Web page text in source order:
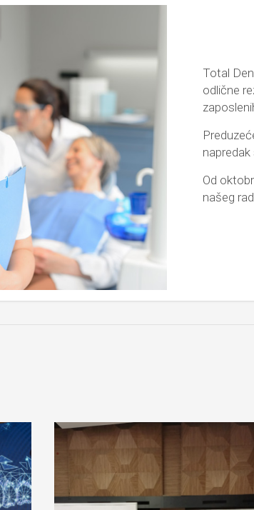
Total
odlične
Od
našeg